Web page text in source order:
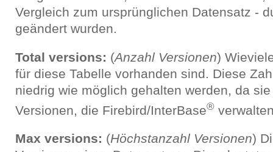
Vergleich zum ursprünglichen Datensatz -
geändert wurden.
Total versions: (Anzahl Versionen)
für diese Tabelle vorhanden sind. Diese
niedrig wie möglich gehalten werden, da
Versionen, die Firebird/InterBase®
Max versions: (Höchstanzahl Versionen)